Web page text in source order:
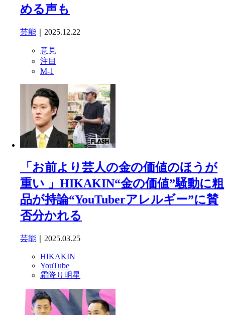
める声も
芸能 ｜2025.12.22
意見
注目
M-1
「お前より芸人の金の価値のほうが
重い 」HIKAKIN“金の価値”騒動に粗
品が持論“YouTuberアレルギー”に賛
否分かれる
芸能 ｜2025.03.25
HIKAKIN
YouTube
霜降り明星